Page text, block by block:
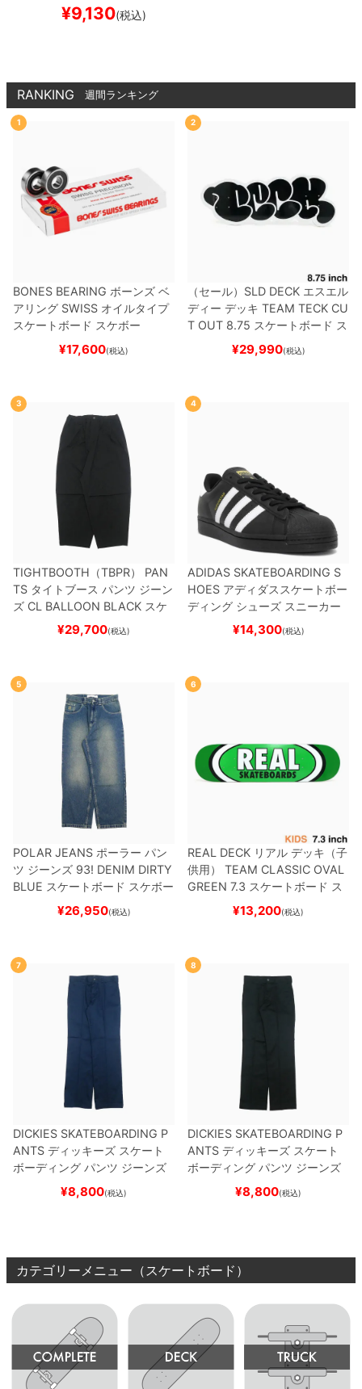
YLEY WILSON WEBBE
¥9,130(税込)
RANKING 週間ランキング
1
BONES BEARING ボーンズ ベ
アリング SWISS オイルタイプ
スケートボード スケボー
¥17,600(税込)
2
（セール） SLD DECK エスエル
ディー デッキ TEAM TECK CU
T OUT 8.75 スケートボード ス
¥29,990(税込)
3
TIGHTBOOTH（TBPR） PAN
TS タイトブース パンツ ジーン
ズ CL BALLOON BLACK スケ
ートボード スケボー
¥29,700(税込)
4
ADIDAS SKATEBOARDING S
HOES アディダススケートボー
ディング シューズ スニーカー
スーパースターSUPERSTAR A
BLACK/WHITE/WHITE
ー
¥14,300(税込)
5
POLAR JEANS ポーラー パン
ツ ジーンズ 93! DENIM DIRTY
BLUE スケートボード スケボー
¥26,950(税込)
6
REAL DECK リアル デッキ（子
供用）
TEAM CLASSIC OVAL
GREEN 7.3 スケートボード ス
¥13,200(税込)
7
DICKIES SKATEBOARDING P
ANTS ディッキーズ スケート
ボーディング パンツ ジーンズ
SLIM FIT 30 LENGTH
スケートボード スケボ
¥8,800(税込)
8
DICKIES SKATEBOARDING P
ANTS ディッキーズ スケート
ボーディング パンツ ジーンズ
SLIM FIT 30 LENGTH
スケートボード スケボー
¥8,800(税込)
カテゴリーメニュー（スケートボード）